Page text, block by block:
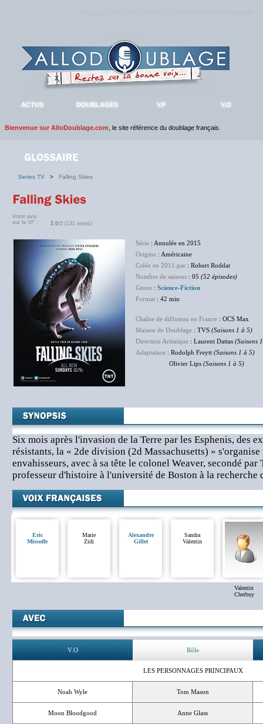
ACTUS DOUBLAGES V.F V.O
Bienvenue sur AlloDoublage.com , le site référence du doublage français.
Series TV > Falling Skies
Votre avis
sur la VF :
2.0/5 (131 notes)
Série : Annulée en 2015
Origine : Américaine
Créée en 2011 par : Robert Roddat
Nombre de saisons : 05 (52 épisodes)
Genre : Science-Fiction
Format : 42 min
Chaîne de diffusion en France : OCS Max
Maison de Doublage : TVS (Saisons 1 à 5)
Direction Artistique : Laurent Dattas (Saisons
Adaptation : Rodolph Freytt (Saisons 1 à 5)
Olivier Lips (Saisons 1 à 5)
Six mois après l'invasion de la Terre par les Esphenis, des
résistants, la « 2de division (2d Massachusetts) »
envahisseurs, avec à sa tête le colonel Weaver, secondé par
professeur d'histoire à l'université de Boston à la recherche
Eric
Missoffe
Marie
Zidi
Alexandre
Gillet
Sandra
Valentin
Valentin
Cherbuy
V.O Rôle
LES PERSONNAGES PRINCIPAUX
Noah Wyle Tom Mason
Moon Bloodgood Anne Glass